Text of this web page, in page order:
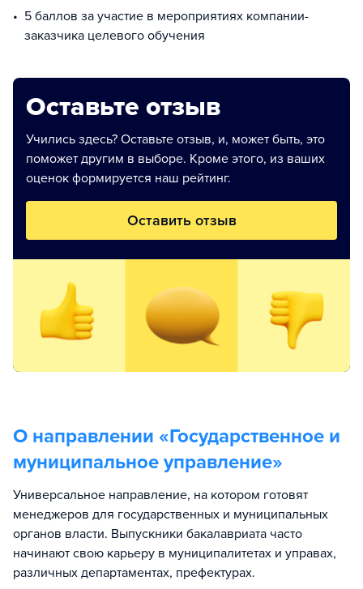
5 баллов за участие в мероприятиях компании-
заказчика целевого обучения
Оставьте отзыв
Учились здесь? Оставьте отзыв, и, может быть, это
поможет другим в выборе. Кроме этого, из ваших
оценок формируется наш рейтинг.
Оставить отзыв
О направлении «Государственное и
муниципальное управление»
Универсальное направление, на котором готовят
менеджеров для государственных и муниципальных
органов власти. Выпускники бакалавриата часто
начинают свою карьеру в муниципалитетах и управах,
различных департаментах, префектурах.